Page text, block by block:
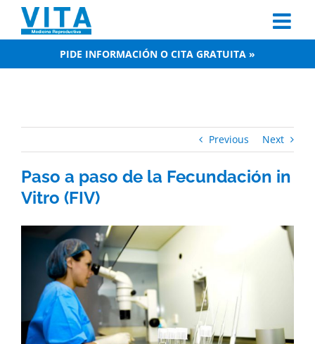
content
PIDE INFORMACIÓN O CITA GRATUITA »
Previous Next
Paso a paso de la Fecundación in
Vitro (FIV)
Image